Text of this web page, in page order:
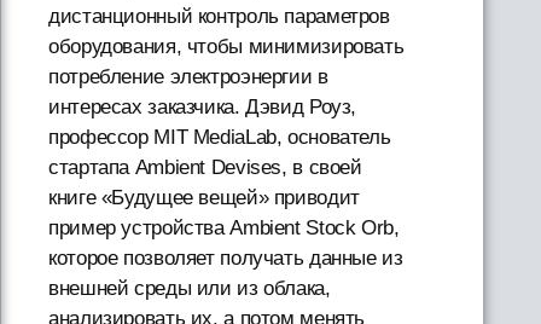
дистанционный контроль параметров
оборудования, чтобы минимизировать
потребление электроэнергии в
интересах заказчика. Дэвид Роуз,
профессор MIT MediaLab, основатель
стартапа Ambient Devises, в своей
книге «Будущее вещей» приводит
пример устройства Ambient Stock Orb,
которое позволяет получать данные из
внешней среды или из облака,
анализировать их, а потом менять